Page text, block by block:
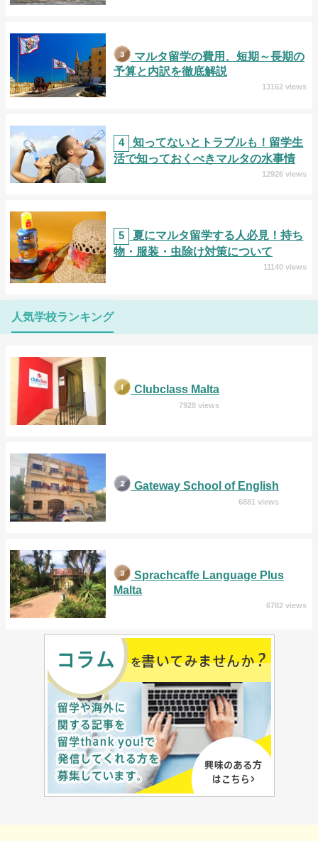
マルタ留学の費用、短期～長期の
予算と内訳を徹底解説
13162 views
4
知ってないとトラブルも！留学生
活で知っておくべきマルタの水事情
12926 views
5
夏にマルタ留学する人必見！持ち
物・服装・虫除け対策について
11140 views
人気学校ランキング
Clubclass Malta
7928 views
Gateway School of English
6881 views
Sprachcaffe Language Plus
Malta
6782 views